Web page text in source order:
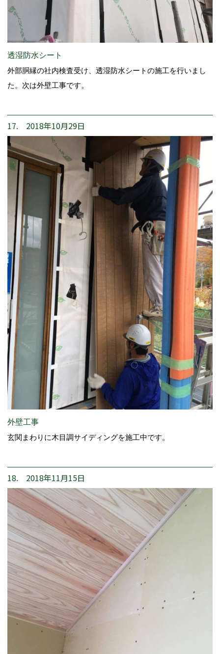
透湿防水シート
外部胴縁の社内検査受け、透湿防水シートの施工を行いまし
た。次は外壁工事です。
17. 2018年10月29日
外壁工事
玄関まわりに木目調サイディングを施工中です。
18. 2018年11月15日